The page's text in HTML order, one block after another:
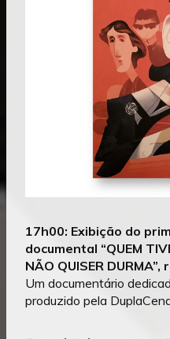
17h00: Exibição do
documental “QUEM
NÃO QUISER
Um documentário
produzido pela